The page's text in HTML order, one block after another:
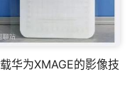
华为XMAGE的影像技